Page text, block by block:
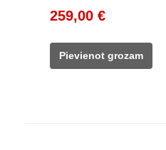
Original
was:
345,00 €.
259,00 €Current
259,00 €.
Pievienot grozam